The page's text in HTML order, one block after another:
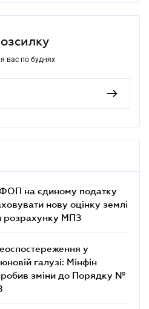
вас по буднях
на єдиному податку
нову оцінку землі
розрахунку МПЗ
у
галузі: Мінфін
зміни до Порядку №